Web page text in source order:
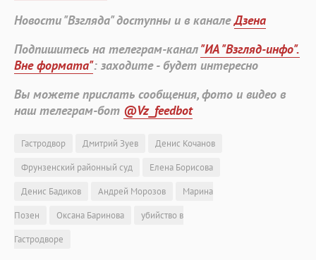
Новости "Взгляда" доступны и в каналеДзена
Подпишитесь на телеграм-канал"ИА "Взгляд-инфо".
Вне формата": заходите - будет интересно
Вы можете прислать сообщения, фото и видео в
наш телеграм-бот @Vz_feedbot
Гастродвор Дмитрий Зуев
Денис Кочанов
Фрунзенский районный суд
Елена Борисова
Денис Бадиков
Андрей Морозов
Марина
Позен
Оксана Баринова
убийство в
Гастродворе